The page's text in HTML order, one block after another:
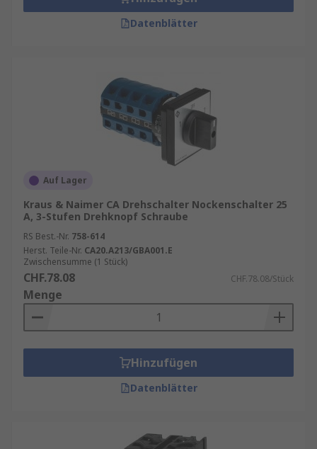
Datenblätter
Auf Lager
Kraus & Naimer CA Drehschalter Nockenschalter 25
A, 3-Stufen Drehknopf Schraube
RS Best.-Nr. 758-614
Herst. Teile-Nr. CA20.A213/GBA001.E
Zwischensumme (1 Stück)
CHF.78.08 CHF.78.08/Stück
Menge
Hinzufügen
Datenblätter